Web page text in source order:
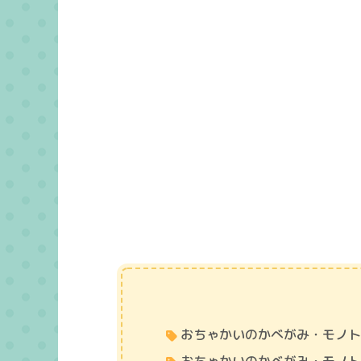
おちゃかいのかべがみ・モノ